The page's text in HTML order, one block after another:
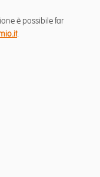
è possibile far
.